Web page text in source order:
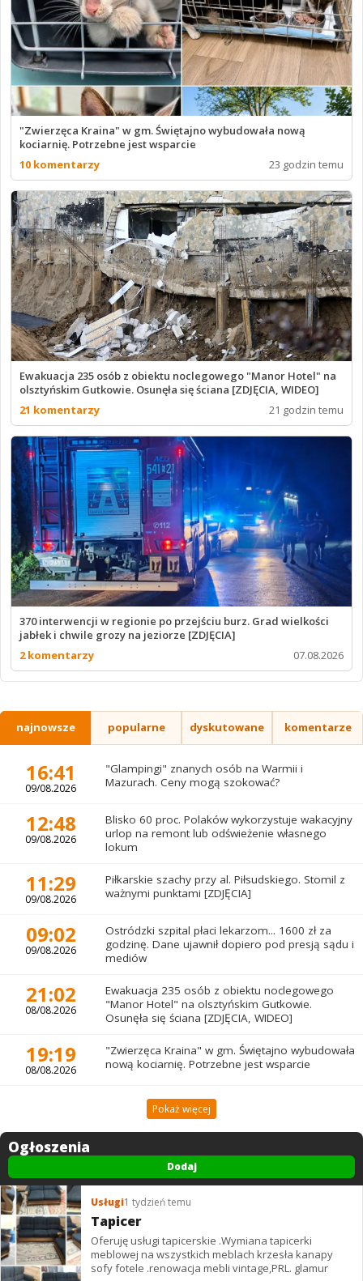
"Zwierzęca Kraina" w gm. Świętajno wybudowała nową
kociarnię. Potrzebne jest wsparcie
10 komentarzy
23 godzin temu
Ewakuacja 235 osób z obiektu noclegowego "Manor Hotel" na
olsztyńskim Gutkowie. Osunęła się ściana [ZDJĘCIA, WIDEO]
21 komentarzy
21 godzin temu
370 interwencji w regionie po przejściu burz. Grad wielkości
jabłek i chwile grozy na jeziorze [ZDJĘCIA]
2 komentarzy
07.08.2026
najnowsze popularne dyskutowane komentarze
16:41
09/08.2026
"Glampingi" znanych osób na Warmii i
Mazurach. Ceny mogą szokować?
12:48
09/08.2026
Blisko 60 proc. Polaków wykorzystuje wakacyjny
urlop na remont lub odświeżenie własnego
lokum
11:29
09/08.2026
Piłkarskie szachy przy al. Piłsudskiego. Stomil z
ważnymi punktami [ZDJĘCIA]
09:02
09/08.2026
Ostródzki szpital płaci lekarzom... 1600 zł za
godzinę. Dane ujawnił dopiero pod presją sądu i
mediów
21:02
08/08.2026
Ewakuacja 235 osób z obiektu noclegowego
"Manor Hotel" na olsztyńskim Gutkowie.
Osunęła się ściana [ZDJĘCIA, WIDEO]
19:19
08/08.2026
"Zwierzęca Kraina" w gm. Świętajno wybudowała
nową kociarnię. Potrzebne jest wsparcie
Pokaż więcej
Ogłoszenia
Dodaj
Usługi1 tydzień temu
Tapicer
Oferuję usługi tapicerskie .Wymiana tapicerki
meblowej na wszystkich meblach krzesła kanapy
sofy fotele .renowacja mebli vintage,PRL. glamur